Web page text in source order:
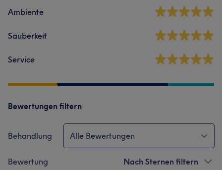
Ambiente
Sauberkeit
Service
Bewertungen filtern
Behandlung Alle Bewertungen
Bewertung Nach Sternen filtern